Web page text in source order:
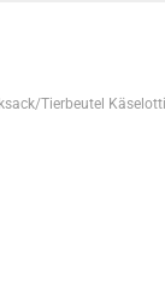
Tierbeutel Käselotti